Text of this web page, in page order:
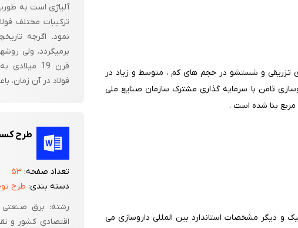
تزریقی و شستشو در حجم های کم ، متوسط و زیاد در
. شرکت داروسازی ثامن با سرمایه گذاری مشترک سازمان صنایع ملی
و دیگر مشخصات استاندارد بین المللی داروسازی می
آلیاژی است به
ترکیبات مختلف
برمیگردد، ولی
قرن 19
فولاد در آن زمان،
طرح
تعداد صفحه:۵۳
دسته بندی: طرح
رشته:‌ برق صنعتی
اقتصادی کشور و